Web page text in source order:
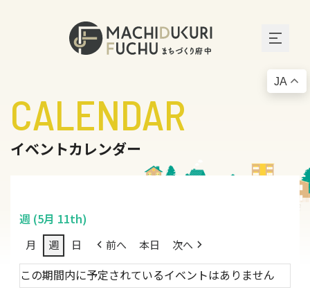
CALENDAR
イベントカレンダー
週 (5月 11th)
月 週 日 前へ 本日 次へ
この期間内に予定されているイベントはありません
JA